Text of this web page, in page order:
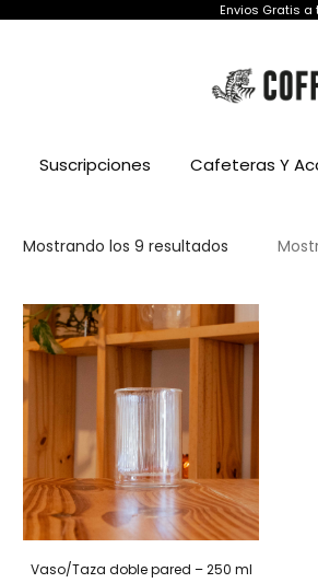
Envios Gratis
Suscripciones Cafeteras Y
Mostrando los 9 resultados Ordenado
bajo
a
Vaso/Taza doble pared – 250 ml